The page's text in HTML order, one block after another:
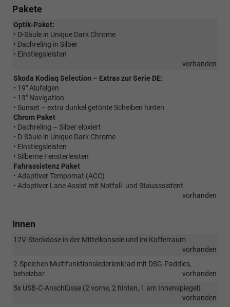
Pakete
Optik-Paket:
• D-Säule in Unique Dark Chrome
• Dachreling in Silber
• Einstiegsleisten
vorhanden
Skoda Kodiaq Selection – Extras zur Serie DE:
• 19" Alufelgen
• 13" Navigation
• Sunset – extra dunkel getönte Scheiben hinten
Chrom Paket
• Dachreling – Silber eloxiert
• D-Säule in Unique Dark Chrome
• Einstiegsleisten
• Silberne Fensterleisten
Fahrassistenz Paket
• Adaptiver Tempomat (ACC)
• Adaptiver Lane Assist mit Notfall- und Stauassistent
vorhanden
Innen
12V-Steckdose in der Mittelkonsole und im Kofferraum
vorhanden
2-Speichen Multifunktionslederlenkrad mit DSG-Paddles,
beheizbar
vorhanden
5x USB-C-Anschlüsse (2 vorne, 2 hinten, 1 am Innenspiegel)
vorhanden